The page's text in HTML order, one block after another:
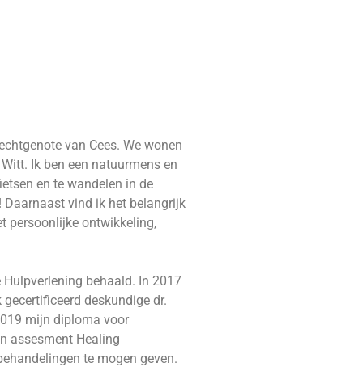
van Cees. We wonen
Ik ben een natuurmens en
en te wandelen in de
Daarnaast vind ik het belangrijk
persoonlijke ontwikkeling,
behaald. In 2017
deskundige dr.
mijn diploma voor
assesment Healing
te mogen geven.